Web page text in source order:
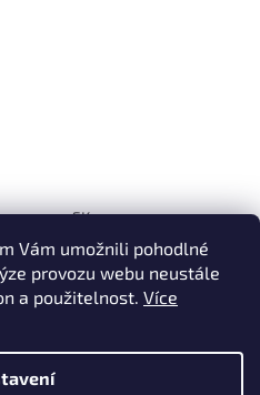
Vám umožnili pohodlné
provozu webu neustále
a použitelnost. Více
dojít k určitému zpoždění
SK:
Shoptet